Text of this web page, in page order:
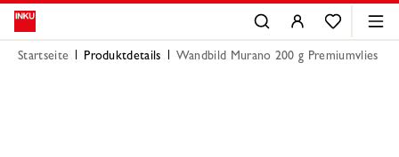
Startseite Produktdetails Wandbild Murano 200 g Premiumvlies